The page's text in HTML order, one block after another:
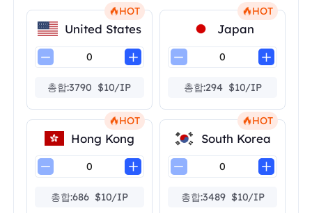
United States
총합:3790 $10/IP
HOT
Japan
총합:294 $10/IP
HOT
Hong Kong
총합:686 $10/IP
HOT
South Korea
총합:3489 $10/IP
HOT